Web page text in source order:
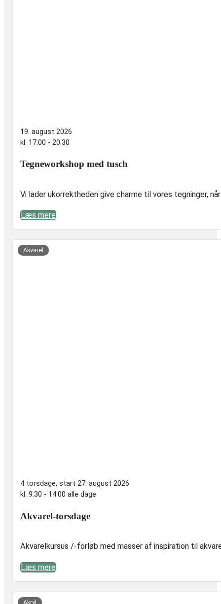
19. august 2026
kl. 17.00 - 20.30
Tegneworkshop med tusch
Vi lader ukorrektheden give charme til vores tegninger,
Læs mere
Akvarel
4 torsdage, start 27. august 2026
kl. 9.30 - 14.00 alle dage
Akvarel-torsdage
Akvarelkursus /-forløb med masser af inspiration til
Læs mere
Akryl